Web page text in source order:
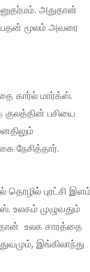
அதுதான்
மூலம் அவரை
பசியை
நேசித்தார்.
உலகம் முழுவதும்
உலக சாரத்தை
இங்கிலாந்து